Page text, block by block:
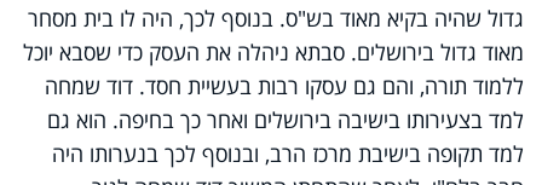
גדול שהיה בקיא מאוד בש"ס. בנוסף לכך, היה לו בית מסחר
מאוד גדול בירושלים. סבתא ניהלה את העסק כדי שסבא יוכל
ללמוד תורה, והם גם עסקו רבות בעשיית חסד. דוד שמחה
למד בצעירותו בישיבה בירושלים ואחר כך בחיפה. הוא גם
למד תקופה בישיבת מרכז הרב, ובנוסף לכך בנערותו היה